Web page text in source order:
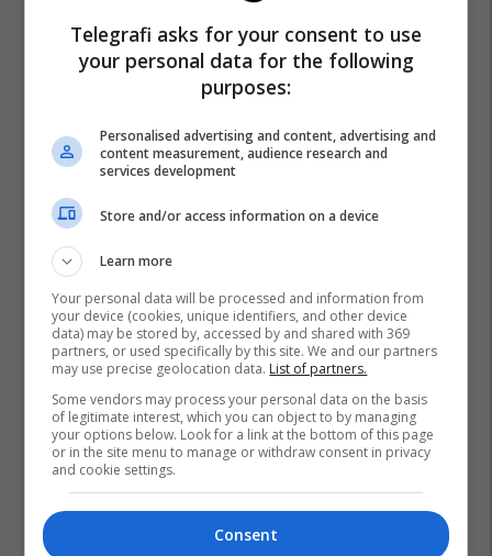
Telegrafi asks for your consent to use
your personal data for the following
purposes:
Personalised advertising and content, advertising and
content measurement, audience research and
services development
Store and/or access information on a device
Learn more
Your personal data will be processed and information from
your device (cookies, unique identifiers, and other device
data) may be stored by, accessed by and shared with 369
partners, or used specifically by this site. We and our partners
may use precise geolocation data. List of partners.
Some vendors may process your personal data on the basis
of legitimate interest, which you can object to by managing
your options below. Look for a link at the bottom of this page
or in the site menu to manage or withdraw consent in privacy
and cookie settings.
Consent